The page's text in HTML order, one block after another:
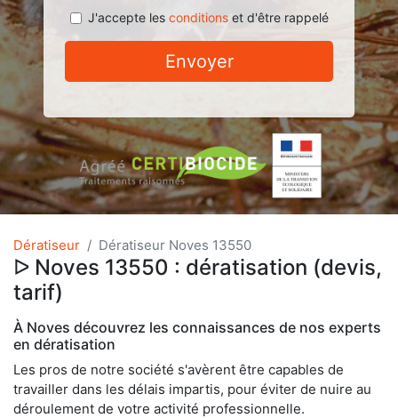
J'accepte les conditionset d'être rappelé
Envoyer
Dératiseur Dératiseur Noves 13550
ᐅ Noves 13550 : dératisation (devis,
tarif)
À Noves découvrez les connaissances de nos experts
en dératisation
Les pros de notre société s'avèrent être capables de
travailler dans les délais impartis, pour éviter de nuire au
déroulement de votre activité professionnelle.